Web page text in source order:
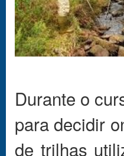
Durante o
para decidir
de trilhas